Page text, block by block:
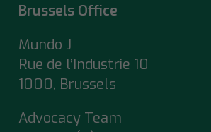
Brussels Office
Mundo J
Rue de l’Industrie 10
1000, Brussels
Advocacy Team